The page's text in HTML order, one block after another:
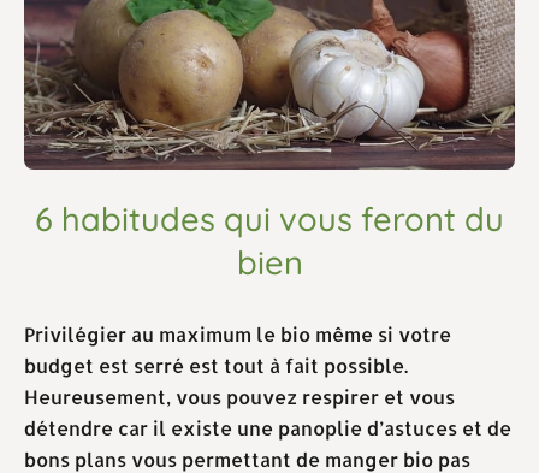
6 habitudes qui vous feront du
bien
Privilégier au maximum le bio même si votre
budget est serré est tout à fait possible.
Heureusement, vous pouvez respirer et vous
détendre car il existe une panoplie d’astuces et de
bons plans vous permettant de manger bio pas